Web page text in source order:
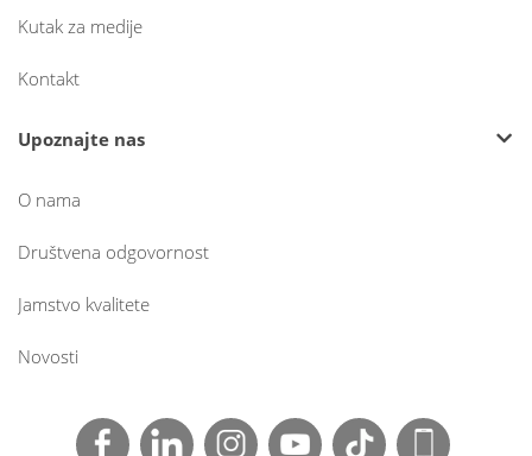
Kutak za medije
Kontakt
Upoznajte nas
O nama
Društvena odgovornost
Jamstvo kvalitete
Novosti